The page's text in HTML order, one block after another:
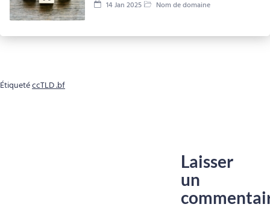
14 Jan 2025 Nom de domaine
ÉtiquetéccTLD .bf
Laisser
un